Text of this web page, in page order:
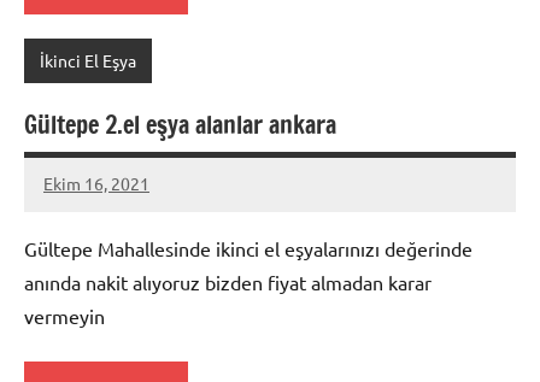
İkinci El Eşya
Gültepe 2.el eşya alanlar ankara
Ekim 16, 2021
Mustafa
Gültepe Mahallesinde ikinci el eşyalarınızı değerinde
anında nakit alıyoruz bizden fiyat almadan karar
vermeyin